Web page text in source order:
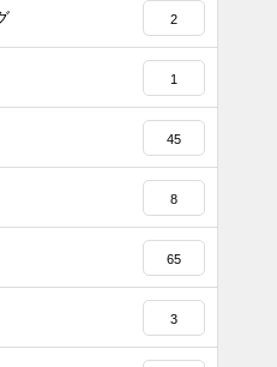
2
1
45
8
65
3